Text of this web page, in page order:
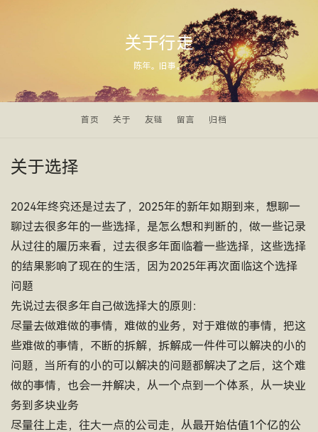
关于行走
陈年。旧事。
首页 关于 友链 留言 归档
关于选择
2024年终究还是过去了，2025年的新年如期到来，想聊一
聊过去很多年的一些选择，是怎么想和判断的，做一些记录
从过往的履历来看，过去很多年面临着一些选择，这些选择
的结果影响了现在的生活，因为2025年再次面临这个选择
问题
先说过去很多年自己做选择大的原则：
尽量去做难做的事情，难做的业务，对于难做的事情，把这
些难做的事情，不断的拆解，拆解成一件件可以解决的小的
问题，当所有的小的可以解决的问题都解决了之后，这个难
做的事情，也会一并解决，从一个点到一个体系，从一块业
务到多块业务
尽量往上走，往大一点的公司走，从最开始估值1个亿的公